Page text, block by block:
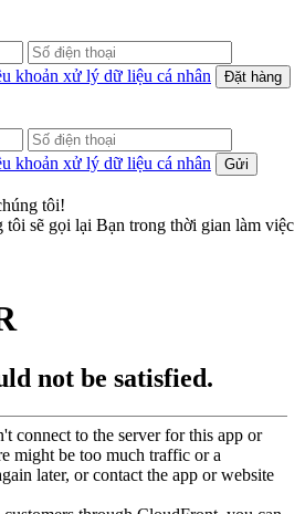
khoản xử lý dữ liệu cá nhân Đặt hàng
khoản xử lý dữ liệu cá nhân Gửi
tôi!
tôi sẽ gọi lại Bạn trong thời gian làm việc